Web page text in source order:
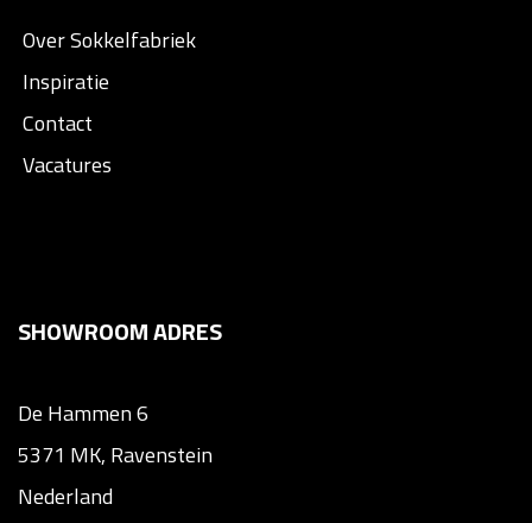
Over Sokkelfabriek
Inspiratie
Contact
Vacatures
SHOWROOM ADRES
De Hammen 6
5371 MK, Ravenstein
Nederland